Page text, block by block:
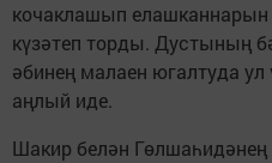
кочаклашып елашканнарын
күзәтеп торды. Дустының
әбинең малаен югалтуда ул
аңлый иде.
Шакир белән